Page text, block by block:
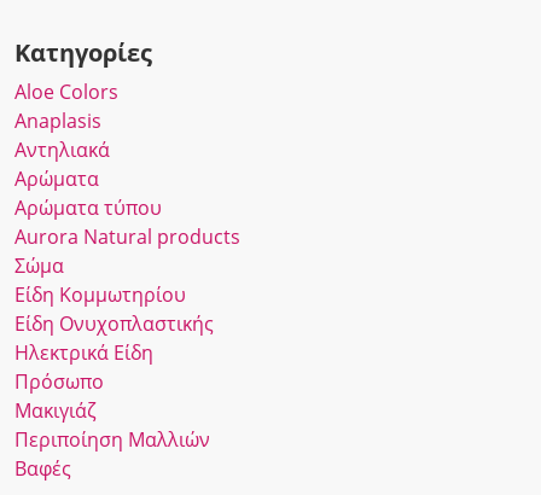
Κατηγορίες
Αloe Colors
Anaplasis
Αντηλιακά
Αρώματα
Αρώματα τύπου
Αurora Νatural products
Σώμα
Είδη Κομμωτηρίου
Είδη Ονυχοπλαστικής
Ηλεκτρικά Είδη
Πρόσωπο
Μακιγιάζ
Περιποίηση Μαλλιών
Βαφές